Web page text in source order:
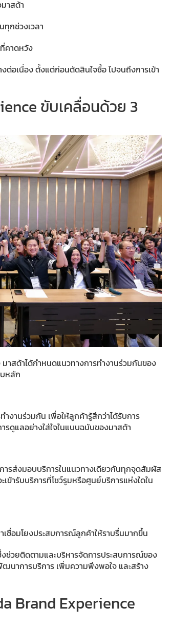
าสด้า
ทุกช่วงเวลา
คาดหวัง
ต่อเนื่อง ตั้งแต่ก่อนตัดสินใจซื้อ ไปจนถึงการเข้า
ขับเคลื่อนด้วย 3
าสด้าได้กำหนดแนวทางการทำงานร่วมกันของ
หลัก
งานร่วมกัน เพื่อให้ลูกค้ารู้สึกว่าได้รับการ
รดูแลอย่างใส่ใจในแบบฉบับของมาสด้า
ารส่งมอบบริการในแนวทางเดียวกันทุกจุดสัมผัส
ข้ารับบริการที่โชว์รูมหรือศูนย์บริการแห่งใดใน
ชื่อมโยงประสบการณ์ลูกค้าให้ราบรื่นมากขึ้น
ช่วยติดตามและบริหารจัดการประสบการณ์ของ
นาการบริการ เพิ่มความพึงพอใจ และสร้าง
Brand Experience